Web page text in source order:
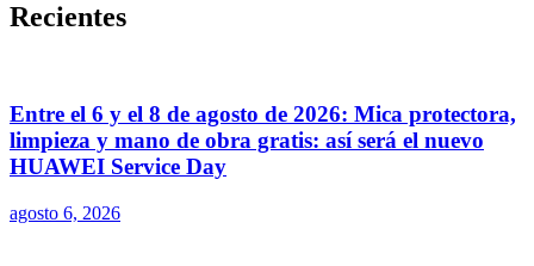
Recientes
Entre el 6 y el 8 de agosto de 2026: Mica protectora,
limpieza y mano de obra gratis: así será el nuevo
HUAWEI Service Day
agosto 6, 2026